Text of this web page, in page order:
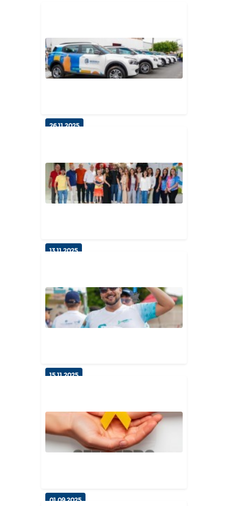
26.11.2025
Entrega de 6 Novos Veículos para
Reforço dos Serviços Públic...
13.11.2025
Reunião de alinhamento reforça
integração e inovação na gest...
15.11.2025
Coop Run celebra os 100 anos de
Esperança com esporte, saúde...
01.09.2025